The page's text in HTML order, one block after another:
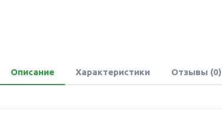
Описание Характеристики Отзывы (0)